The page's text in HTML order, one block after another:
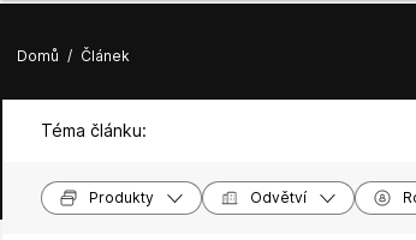
Domů / Článek
Téma článku:
Produkty Odvětví